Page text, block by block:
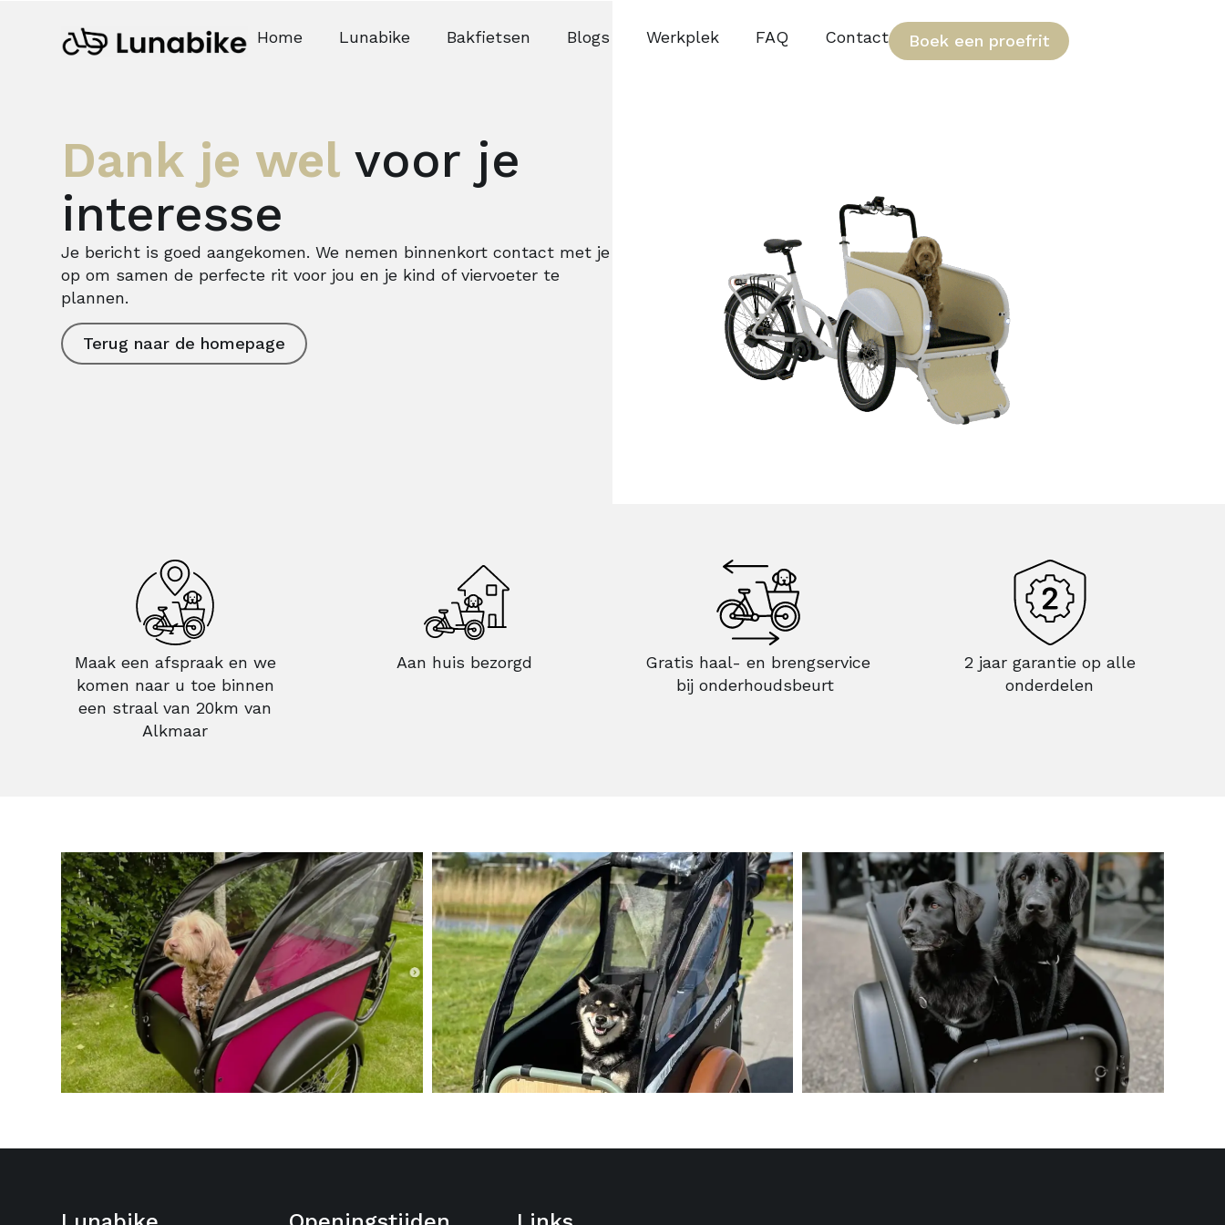
Home Lunabike Bakfietsen Blogs Werkplek FAQ Contact Boek een proefrit
Dank je welvoor je
interesse
Je bericht is goed aangekomen. We nemen binnenkort contact met je
op om samen de perfecte rit voor jou en je kind of viervoeter te
plannen.
Terug naar de homepage
Maak een afspraak en we
komen naar u toe binnen
een straal van 20km van
Alkmaar
Aan huis bezorgd
Gratis haal- en brengservice
bij onderhoudsbeurt
2 jaar garantie op alle
onderdelen